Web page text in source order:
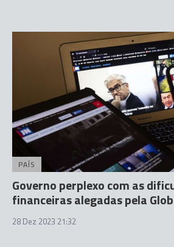
PAÍS
Governo perplexo com as
financeiras alegadas pela
28 Dez 2023 21:32